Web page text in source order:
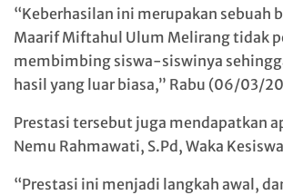
“Keberhasilan ini merupakan sebuah
Maarif Miftahul Ulum Melirang tidak
membimbing siswa-siswinya
hasil yang luar biasa,” Rabu (06/03/
Prestasi tersebut juga mendapatkan
Nemu Rahmawati, S.Pd, Waka
“Prestasi ini menjadi langkah awal,